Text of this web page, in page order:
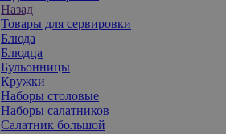
Назад
Товары для сервировки
Блюда
Блюдца
Бульонницы
Кружки
Наборы столовые
Наборы салатников
Салатник большой